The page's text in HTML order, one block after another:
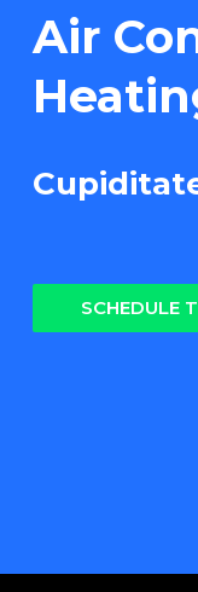
Air
SCHEDULE